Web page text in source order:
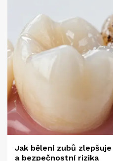
Jak bělení zubů
a bezpečnostní rizika